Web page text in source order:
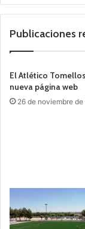
Publicaciones
El Atlético
nueva página web
26 de noviembre de